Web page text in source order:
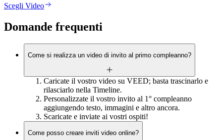
Scegli Video
Domande frequenti
Come si realizza un video di invito al primo compleanno?
Caricate il vostro video su VEED; basta trascinarlo e
rilasciarlo nella Timeline.
Personalizzate il vostro invito al 1° compleanno
aggiungendo testo, immagini e altro ancora.
Scaricate e inviate ai vostri ospiti!
Come posso creare inviti video online?